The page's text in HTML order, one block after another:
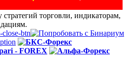
торговли, индикаторам,